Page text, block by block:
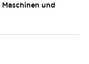
und